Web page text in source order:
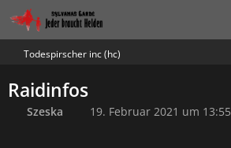
Todespirscher inc (hc)
Raidinfos
Szeska 19. Februar 2021 um 13:55